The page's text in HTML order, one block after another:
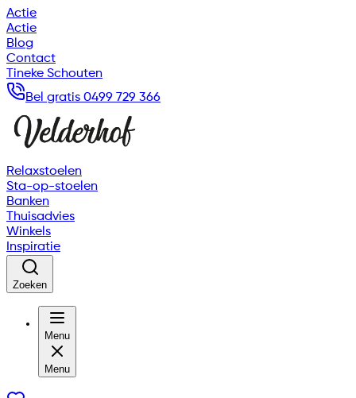
Actie
Actie
Blog
Contact
Tineke Schouten
Bel gratis 0499 729 366
Relaxstoelen
Sta-op-stoelen
Banken
Thuisadvies
Winkels
Inspiratie
Zoeken
Menu
Menu